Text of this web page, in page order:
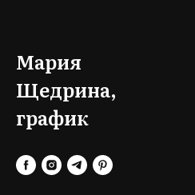
Мария
Щедрина,
график